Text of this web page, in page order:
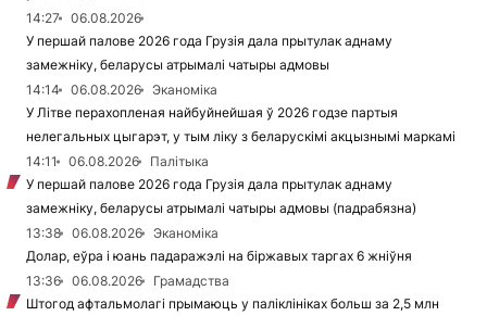
14:27
06.08.2026
У першай палове 2026 года Грузія дала прытулак аднаму
замежніку, беларусы атрымалі чатыры адмовы
14:14
06.08.2026
Эканоміка
У Літве перахопленая найбуйнейшая ў 2026 годзе партыя
нелегальных цыгарэт, у тым ліку з беларускімі акцызнымі маркамі
14:11
06.08.2026
Палітыка
У першай палове 2026 года Грузія дала прытулак аднаму
замежніку, беларусы атрымалі чатыры адмовы (падрабязна)
13:38
06.08.2026
Эканоміка
Долар, еўра і юань падаражэлі на біржавых таргах 6 жніўня
13:36
06.08.2026
Грамадства
Штогод афтальмолагі прымаюць у паліклініках больш за 2,5 млн